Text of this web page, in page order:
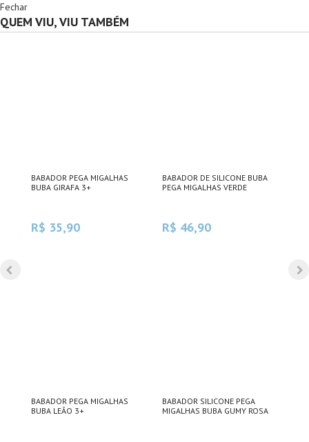
Fechar
QUEM VIU, VIU TAMBÉM
BABADOR PEGA MIGALHAS
BUBA GIRAFA 3+
R$ 35,90
BABADOR PEGA MIGALHAS
BUBA LEÃO 3+
BABADOR DE SILICONE BUBA
PEGA MIGALHAS VERDE
R$ 46,90
BABADOR SILICONE PEGA
MIGALHAS BUBA GUMY ROSA